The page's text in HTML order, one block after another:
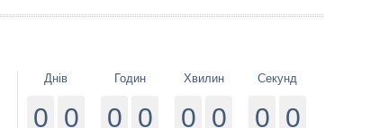
Днів
0 0
Годин
0 0
Хвилин
0 0
Секунд
0 0